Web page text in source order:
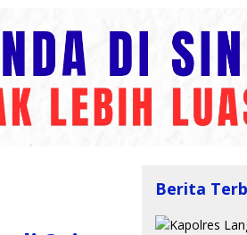
Berita